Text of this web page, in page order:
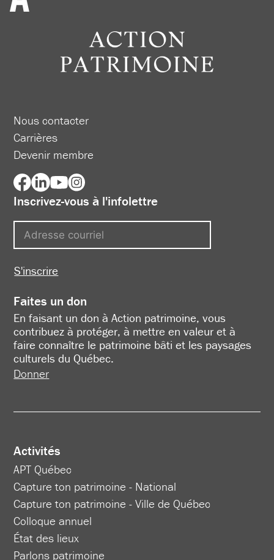
Nous contacter
Carrières
Devenir membre
Inscrivez-vous à l'infolettre
S'inscrire
Faites un don
En faisant un don à Action patrimoine, vous
contribuez à protéger, à mettre en valeur et à
faire connaître le patrimoine bâti et les paysages
culturels du Québec.
Donner
Activités
APT Québec
Capture ton patrimoine - National
Capture ton patrimoine - Ville de Québec
Colloque annuel
État des lieux
Parlons patrimoine